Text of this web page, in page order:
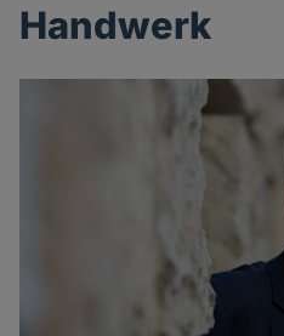
Handwerk